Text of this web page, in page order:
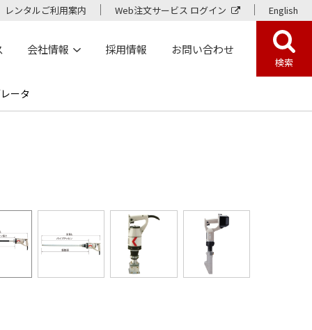
レンタルご利用案内 Web注文サービス ログイン English
会社情報 採用情報 お問い合わせ
検索
ータ